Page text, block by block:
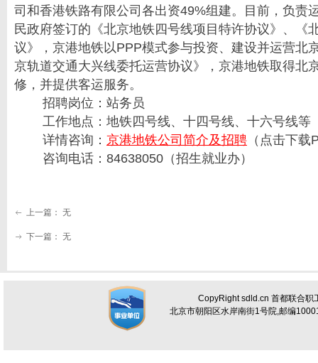
司和香港铁路有限公司各出资49%组建。目前，负责
民政府签订的《北京地铁四号线项目特许协议》、
议》，京港地铁以PPP模式参与投资、建设并运营北
京轨道交通大兴线委托运营协议》，京港地铁取得北
修，并提供客运服务。
招聘岗位：站务员
工作地点：地铁四号线、十四号线、十六号线等
详情咨询： 京港地铁公司简介及招聘 （点击下
咨询电话：84638050（招生就业办）
ꂃ 上一篇： 无
ꁹ 下一篇： 无
CopyRight sdld.cn 首都联合
北京市朝阳区水岸南街1号院,邮编